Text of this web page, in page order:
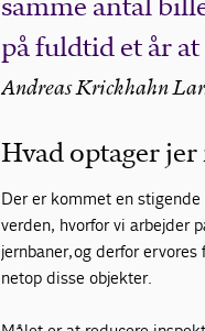
samme antal
på fuldtid et år
Andreas Krickhahn
Hvad optager
Der er kommet en
verden, hvorfor vi arbejder
jernbaner, og derfor er
netop disse objekter.